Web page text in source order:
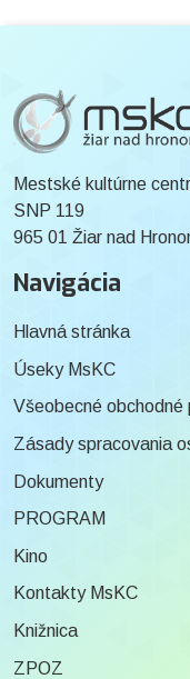
Mestské kultúrne
SNP 119
965 01 Žiar nad
Navigácia
Hlavná stránka
Úseky MsKC
Všeobecné obchodné
Zásady spracovania
Dokumenty
PROGRAM
Kino
Kontakty MsKC
Knižnica
ZPOZ